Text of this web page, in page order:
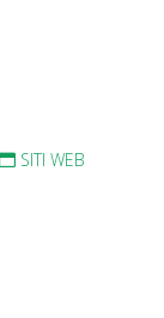
SITI WEB